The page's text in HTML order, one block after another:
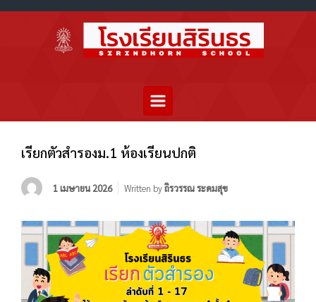
เรียกตัวสำรองม.1 ห้องเรียนปกติ
1 เมษายน 2026 Written byถิรวรรณ ระดมสุข